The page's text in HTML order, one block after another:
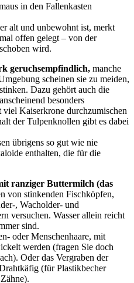
in den Fallenkasten
alt und unbewohnt ist, merkt
offen gelegt – von der
wird.
geruchsempfindlich, manche
scheinen sie zu meiden,
Dazu gehört auch die
besonders
Kaiserkrone durchzumischen
der Tulpenknollen gibt es dabei
übrigens so gut wie nie
enthalten, die für die
ranziger Buttermilch (das
von stinkenden Fischköpfen,
, Wacholder- und
versuchen. Wasser allein reicht
sind.
oder Menschenhaare, mit
werden (fragen Sie doch
Oder das Vergraben der
(für Plastikbecher